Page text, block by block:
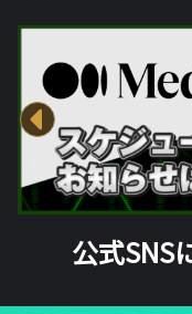
公式SNS